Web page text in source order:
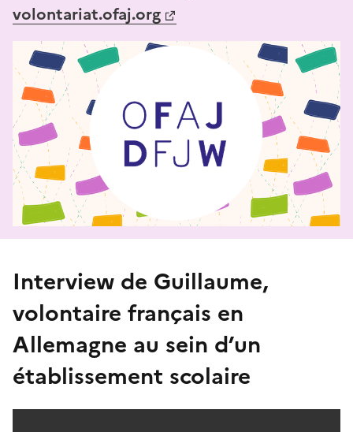
volontariat.ofaj.org
Interview de Guillaume,
volontaire français en
Allemagne au sein d’un
établissement scolaire